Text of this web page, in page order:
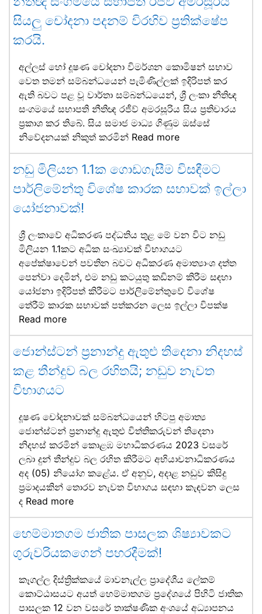
සියලු චෝදනා පදනම් විරහිව ප්‍රතික්ෂේප
කරයි.
අල්ලස් හෝ දූෂණ චෝදනා විමර්ශන කොමිෂන් සභාව
වෙත තමන් සම්බන්ධයෙන් පැමිණිල්ලක් ඉදිරිපත් කර
ඇති බවට පළ වූ වාර්තා සම්බන්ධයෙන්, ශ්‍රී ලංකා නීතිඥ
සංගමයේ සභාපති නීතිඥ රජීව් අමරසූරිය සිය ප්‍රතිචාරය
ප්‍රකාශ කර තිබේ. සිය සමාජ මාධ්‍ය ගිණුම ඔස්සේ
නිවේදනයක් නිකුත් කරමින් Read more
නඩු මිලියන 1.1ක ගොඩගැසීම විසඳීමට
පාර්ලිමේන්තු විශේෂ කාරක සභාවක් ඉල්ලා
යෝජනාවක්!
ශ්‍රී ලංකාවේ අධිකරණ පද්ධතිය තුළ මේ වන විට නඩු
මිලියන 1.1කට අධික සංඛ්‍යාවක් විභාගයට
අපේක්ෂාවෙන් පවතින බවට අධිකරණ අමාත්‍යාංශ දත්ත
පෙන්වා දෙමින්, එම නඩු කටයුතු කඩිනම් කිරීම සඳහා
යෝජනා ඉදිරිපත් කිරීමට පාර්ලිමේන්තුවේ විශේෂ
තේරීම් කාරක සභාවක් පත්කරන ලෙස ඉල්ලා විපක්ෂ
Read more
ජොන්ස්ටන් ප්‍රනාන්දු ඇතුළු තිදෙනා නිදහස්
කළ තීන්දුව බල රහිතයි; නඩුව නැවත
විභාගයට
දූෂණ චෝදනාවක් සම්බන්ධයෙන් හිටපු අමාත්‍ය
ජොන්ස්ටන් ප්‍රනාන්දු ඇතුළු විත්තිකරුවන් තිදෙනා
නිදහස් කරමින් කොළඹ මහාධිකරණය 2023 වසරේ
ලබා දුන් තීන්දුව බල රහිත කිරීමට අභියාචනාධිකරණය
අද (05) නියෝග කළේය. ඒ අනුව, අදාළ නඩුව කිසිදු
ප්‍රමාදයකින් තොරව නැවත විභාගය සඳහා කැඳවන ලෙස
ද Read more
හෙම්මාතගම ජාතික පාසලක ශිෂ්‍යාවකට
ගුරුවරියකගෙන් පහරදීමක්!
කෑගල්ල දිස්ත්‍රික්කයේ මාවනැල්ල ප්‍රාදේශීය ලේකම්
කොට්ඨාසයට අයත් හෙම්මාතගම ප්‍රදේශයේ පිහිටි ජාතික
පාසලක 12 වන වසරේ තාක්ෂණික අංශයේ අධ්‍යාපනය